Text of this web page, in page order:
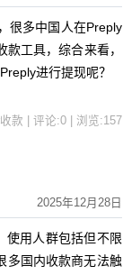
很多中国人在Preply
工具，综合来看，
进行提现呢？
款 | 评论:0 | 浏览:157
2025年12月28日
用人群包括但不限
多国内收款商无法触